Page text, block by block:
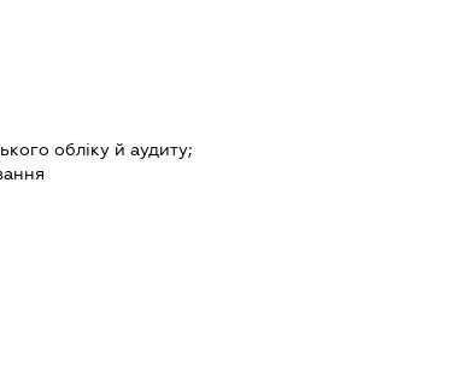
обліку й аудиту;